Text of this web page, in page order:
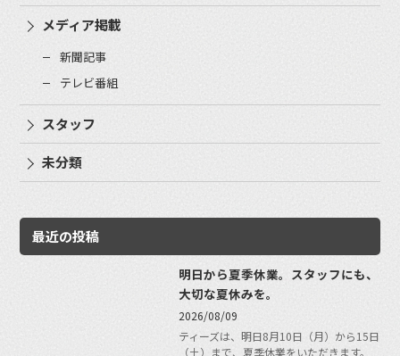
メディア掲載
新聞記事
テレビ番組
スタッフ
未分類
最近の投稿
明日から夏季休業。スタッフにも、
大切な夏休みを。
2026/08/09
ティーズは、明日8月10日（月）から15日
（土）まで、夏季休業をいただきます。